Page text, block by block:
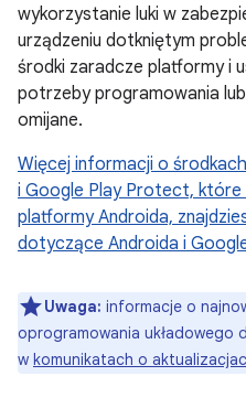
wykorzystanie luki w
urządzeniu dotkniętym
środki zaradcze platformy i
potrzeby programowania
omijane.
Więcej informacji o
i Google Play Protect,
platformy Androida,
dotyczące Androida i
Uwaga: informacje o
oprogramowania układowego
w komunikatach o